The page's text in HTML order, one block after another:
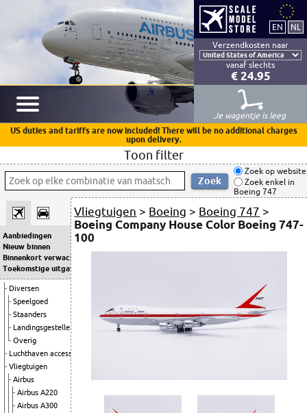
Verzendkosten naar
vanaf slechts
€ 24.95
Je wagentje is leeg
US duties and tariffs are now included! There will be no additional charges
upon delivery.
Toon filter
Zoek op website
Zoek enkel in
Boeing 747
Aanbiedingen
Nieuw binnen
Binnenkort verwacht
Toekomstige uitgaven
Diversen
Speelgoed
Staanders
Landingsgestellen
Overig
Luchthaven accessoires
Vliegtuigen
Airbus
Airbus A220
Airbus A300
Vliegtuigen > Boeing > Boeing 747 >
Boeing Company House Color Boeing 747-
100